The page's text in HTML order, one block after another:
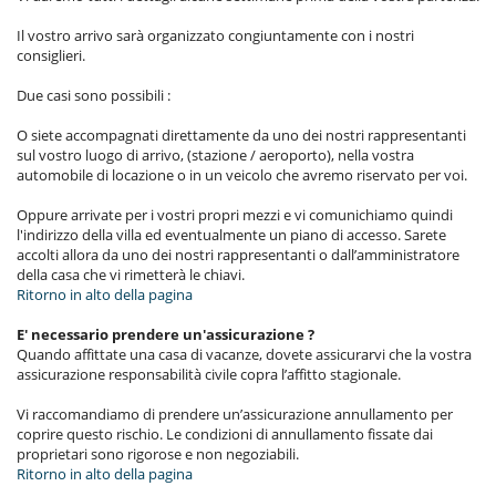
Il vostro arrivo sarà organizzato congiuntamente con i nostri
consiglieri.
Due casi sono possibili :
O siete accompagnati direttamente da uno dei nostri rappresentanti
sul vostro luogo di arrivo, (stazione / aeroporto), nella vostra
automobile di locazione o in un veicolo che avremo riservato per voi.
Oppure arrivate per i vostri propri mezzi e vi comunichiamo quindi
l'indirizzo della villa ed eventualmente un piano di accesso. Sarete
accolti allora da uno dei nostri rappresentanti o dall’amministratore
della casa che vi rimetterà le chiavi.
Ritorno in alto della pagina
E' necessario prendere un'assicurazione ?
Quando affittate una casa di vacanze, dovete assicurarvi che la vostra
assicurazione responsabilità civile copra l’affitto stagionale.
Vi raccomandiamo di prendere un’assicurazione annullamento per
coprire questo rischio. Le condizioni di annullamento fissate dai
proprietari sono rigorose e non negoziabili.
Ritorno in alto della pagina